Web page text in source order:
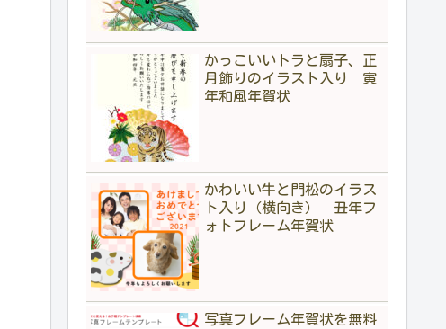
かっこいいトラと扇子、正
月飾りのイラスト入り 寅
年和風年賀状
かわいい牛と門松のイラス
ト入り（横向き） 丑年フ
ォトフレーム年賀状
写真フレーム年賀状を無料